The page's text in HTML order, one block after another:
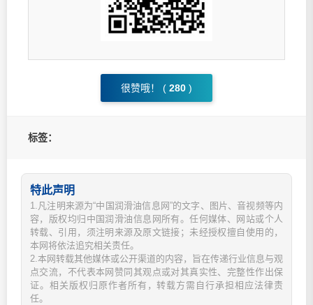
很赞哦！ ( 280 )
标签：
特此声明
1.凡注明来源为“中国润滑油信息网”的文字、图片、音视频等内
容，版权均归中国润滑油信息网所有。任何媒体、网站或个人
转载、引用，须注明来源及原文链接；未经授权擅自使用的，
本网将依法追究相关责任。
2.本网转载其他媒体或公开渠道的内容，旨在传递行业信息与观
点交流，不代表本网赞同其观点或对其真实性、完整性作出保
证。相关版权归原作者所有，转载方需自行承担相应法律责
任。